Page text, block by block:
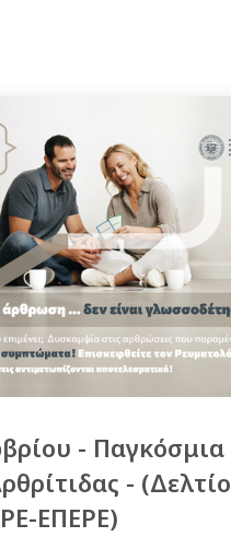
- Παγκόσμια
- (Δελτίο
ΕΠΕΡΕ)